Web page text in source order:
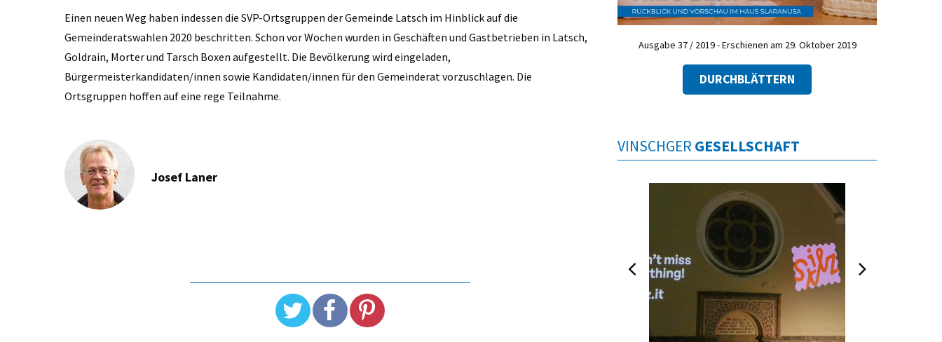
Einen neuen Weg haben indessen die SVP-Ortsgruppen der Gemeinde Latsch im Hinblick auf die
Gemeinderatswahlen 2020 beschritten. Schon vor Wochen wurden in Geschäften und Gastbetrieben in Latsch,
Goldrain, Morter und Tarsch Boxen aufgestellt. Die Bevölkerung wird eingeladen,
Bürgermeisterkandidaten/innen sowie Kandidaten/innen für den Gemeinderat vorzuschlagen. Die
Ortsgruppen hoffen auf eine rege Teilnahme.
Josef Laner
Ausgabe 37 / 2019 - Erschienen am 29. Oktober 2019
DURCHBLÄTTERN
VINSCHGER GESELLSCHAFT